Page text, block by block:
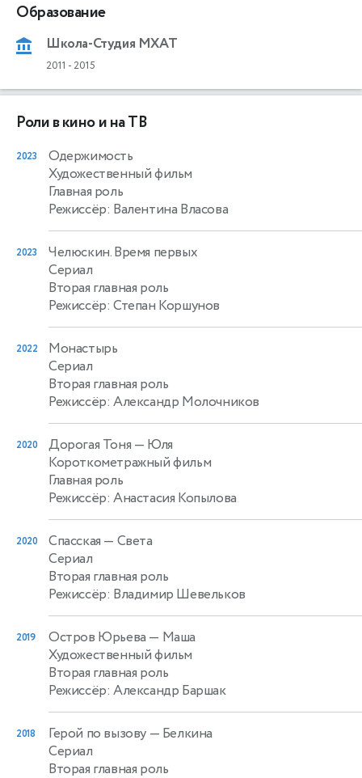
Образование
Школа-Студия МХАТ
2011 - 2015
Роли в кино и на ТВ
2023
Одержимость
Художественный фильм
Главная роль
Режиссёр: Валентина Власова
2023
Челюскин. Время первых
Сериал
Вторая главная роль
Режиссёр: Степан Коршунов
2022
Монастырь
Сериал
Вторая главная роль
Режиссёр: Александр Молочников
2020 Дорогая Тоня — Юля
Короткометражный фильм
Главная роль
Режиссёр: Анастасия Копылова
2020 Спасская — Света
Сериал
Вторая главная роль
Режиссёр: Владимир Шевельков
2019 Остров Юрьева — Маша
Художественный фильм
Вторая главная роль
Режиссёр: Александр Баршак
2018 Герой по вызову — Белкина
Сериал
Вторая главная роль